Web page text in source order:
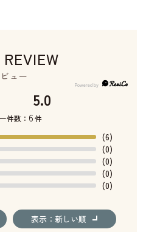
ュー
5.0
件数： 6件
(6)
(0)
(0)
(0)
(0)
表示：新しい順